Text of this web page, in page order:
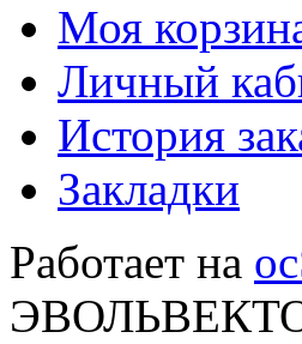
Моя
Личный
История
Закладки
Работает на